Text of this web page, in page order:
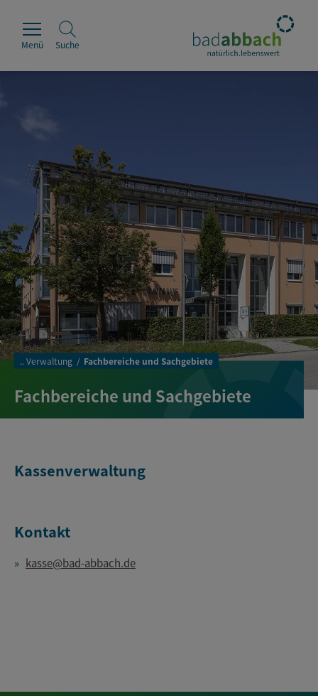
Leben & Wohnen
Wirtschaft & Handel
Menü Suche
.. Verwaltung Fachbereiche und Sachgebiete
Fachbereiche und Sachgebiete
Kassenverwaltung
Kontakt
kasse@bad-abbach.de